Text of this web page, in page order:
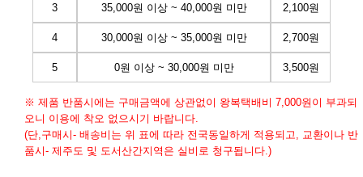
3 35,000원 이상 ~ 40,000원 미만 2,100원
4 30,000원 이상 ~ 35,000원 미만 2,700원
5 0원 이상 ~ 30,000원 미만 3,500원
※ 제품 반품시에는 구매금액에 상관없이 왕복택배비 7,000원이 부과되
오니 이용에 착오 없으시기 바랍니다.
(단,구매시- 배송비는 위 표에 따라 전국동일하게 적용되고, 교환이나 반
품시- 제주도 및 도서산간지역은 실비로 청구됩니다.)